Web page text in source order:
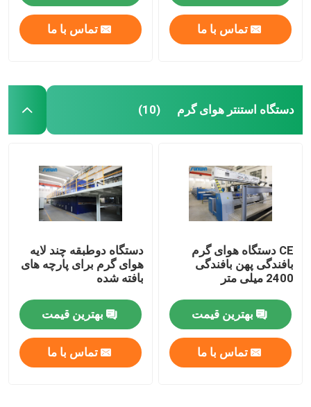
تماس با ما تماس با ما
دستگاه استنتر هوای گرم (10)
CE دستگاه هوای گرم
بافندگی پهن بافندگی
2400 میلی متر
بهترین قیمت
تماس با ما
دستگاه دوطبقه چند لایه
هوای گرم برای پارچه های
بافته شده
بهترین قیمت
تماس با ما